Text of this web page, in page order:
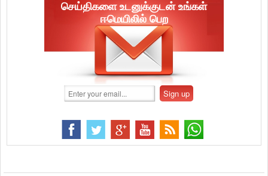
செய்திகளை உடனுக்குடன் உங்கள்
ஈமெயிலில் பெற